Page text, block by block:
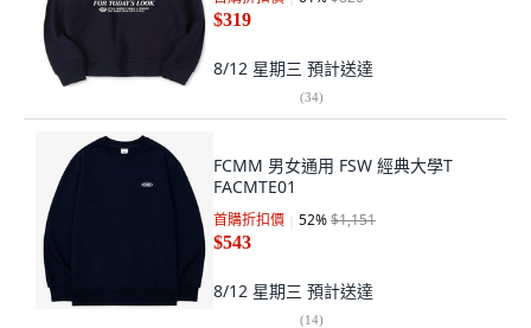
$319
8/12 星期三 預計送達
(34)
FCMM 男女通用 FSW 經典大學T
FACMTE01
首購折扣價 52%$1,151
$543
8/12 星期三 預計送達
(14)